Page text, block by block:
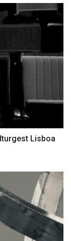
Lisboa